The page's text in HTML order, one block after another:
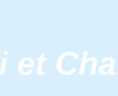
et